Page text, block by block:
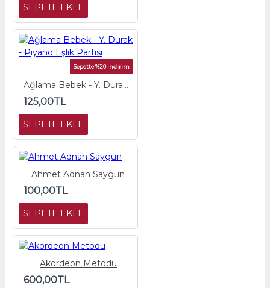
SEPETE EKLE
Sepette %20 İndirim
Ağlama Bebek - Y. Durak - Piyano Eşlik Partisi
125,00TL
SEPETE EKLE
Ahmet Adnan Saygun
100,00TL
SEPETE EKLE
Akordeon Metodu
600,00TL